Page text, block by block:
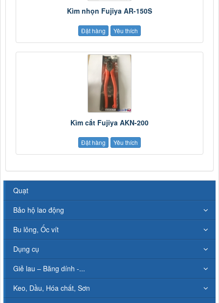
Kìm nhọn Fujiya AR-150S
Đặt hàng Yêu thích
Kìm cắt Fujiya AKN-200
Đặt hàng Yêu thích
Quạt
Bảo hộ lao động
Bu lông, Ốc vít
Dụng cụ
Giẻ lau – Băng dính -...
Keo, Dầu, Hóa chất, Sơn